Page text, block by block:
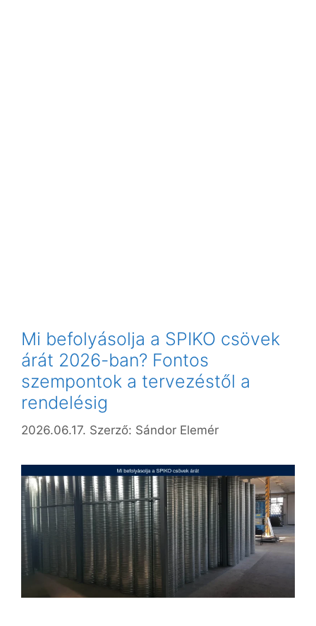
Mi befolyásolja a SPIKO csövek
árát 2026-ban? Fontos
szempontok a tervezéstől a
rendelésig
2026.06.17. Szerző: Sándor Elemér